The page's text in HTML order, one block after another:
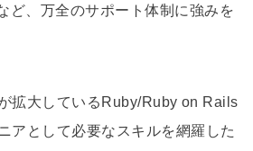
ど、万全のサポート体制に強みを
拡大しているRuby/Ruby on Rails
アとして必要なスキルを網羅した